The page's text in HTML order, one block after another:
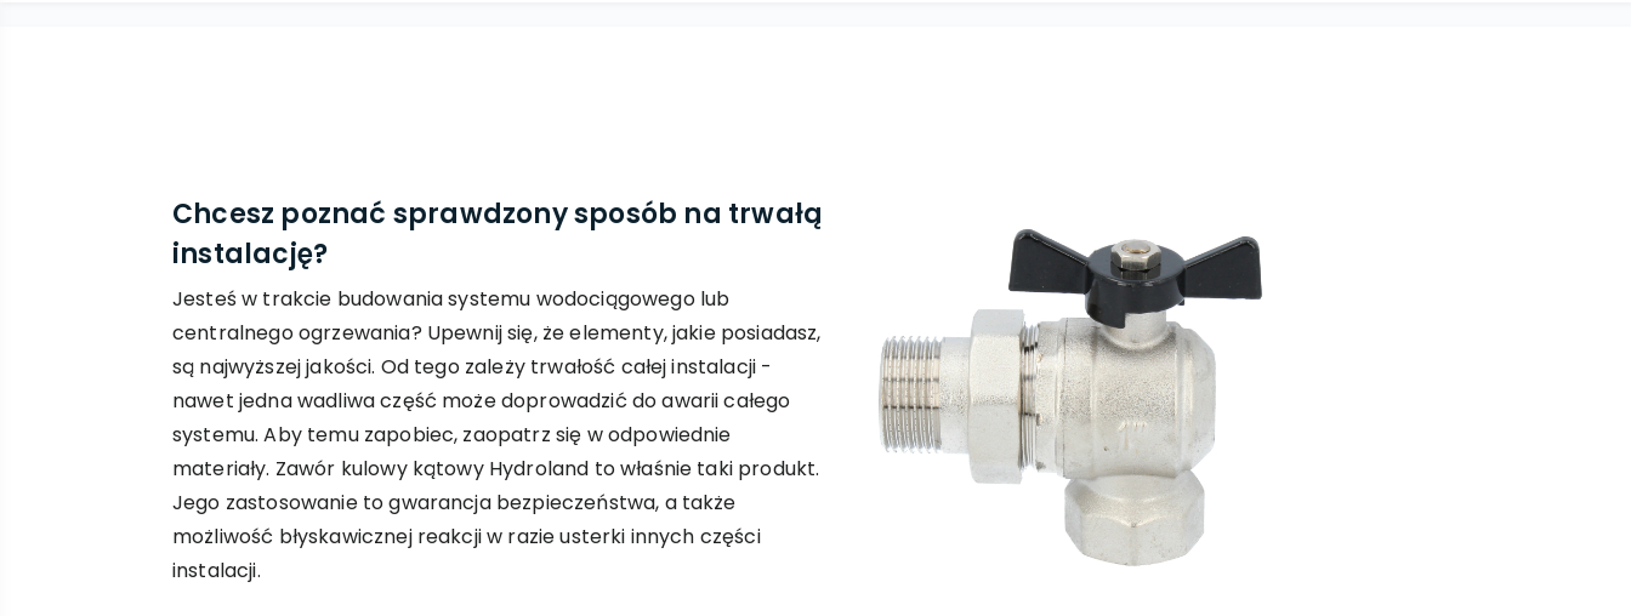
Chcesz poznać sprawdzony sposób na trwałą
instalację?
Jesteś w trakcie budowania systemu wodociągowego lub
centralnego ogrzewania? Upewnij się, że elementy, jakie posiadasz,
są najwyższej jakości. Od tego zależy trwałość całej instalacji -
nawet jedna wadliwa część może doprowadzić do awarii całego
systemu. Aby temu zapobiec, zaopatrz się w odpowiednie
materiały. Zawór kulowy kątowy Hydroland to właśnie taki produkt.
Jego zastosowanie to gwarancja bezpieczeństwa, a także
możliwość błyskawicznej reakcji w razie usterki innych części
instalacji.